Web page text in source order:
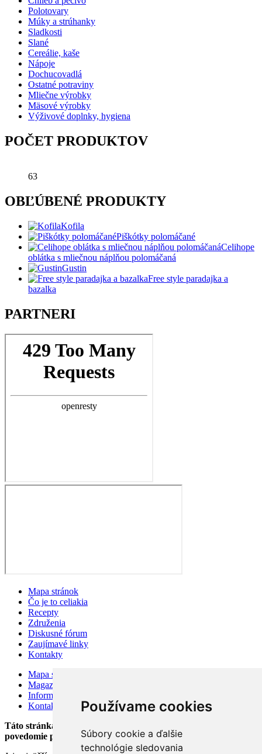
Používame cookies
Súbory cookie a ďalšie
technológie sledovania
Polotovary
Múky a strúhanky
Sladkosti
Slané
Cereálie, kaše
Nápoje
Dochucovadlá
Ostatné potraviny
Mliečne výrobky
Mäsové výrobky
Výživové doplnky, hygiena
POČET PRODUKTOV
63
OBĽÚBENÉ PRODUKTY
Kofila
Piškótky polomáčané
Celihope
oblátka s mliečnou náplňou polomáčaná
Gustin
Free style paradajka a
bazalka
PARTNERI
Mapa stránok
Čo je to celiakia
Recepty
Združenia
Diskusné fórum
Zaujímavé linky
Kontakty
Mapa stránok
Magazín
Information for visitors
Kontakty
Táto stránka bola založená v auguste 2002 v snahe zlepšiť
povedomie pacientov o celiakii.